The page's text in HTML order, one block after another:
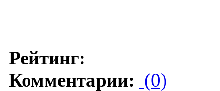
Рейтинг:
Комментарии: (0)